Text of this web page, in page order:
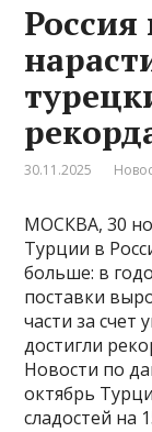
Россия
30.11.2025
МОСКВА, 30
Турции в
больше: в
поставки
части за
достигли
Новости по
октябрь
сладостей на